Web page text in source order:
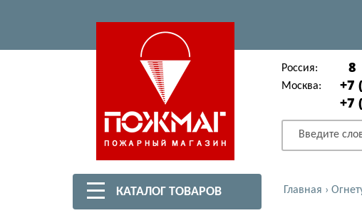
Россия: 8
Москва:
+7
+7
Введите
КАТАЛОГ ТОВАРОВ Главная ›